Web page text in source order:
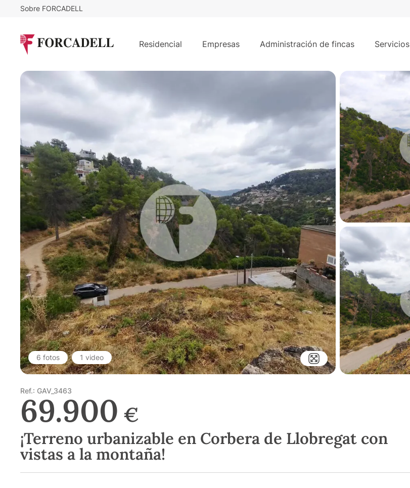
Sobre FORCADELL
Residencial Empresas Administración de fincas Servicios
¡Terreno urbanizable en Corbera de Llobregat con vistas a la montaña!
6 fotos 1 video
Ref.: GAV_3463
69.900 €
¡Terreno urbanizable en Corbera de Llobregat con
vistas a la montaña!